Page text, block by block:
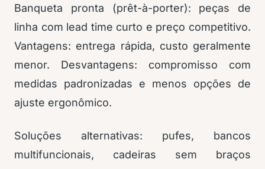
Banqueta pronta (prêt-à-porter): peças de
linha com lead time curto e preço competitivo.
Vantagens: entrega rápida, custo geralmente
menor. Desvantagens: compromisso com
medidas padronizadas e menos opções de
ajuste ergonômico.
Soluções alternativas: pufes, bancos
multifuncionais, cadeiras sem braços